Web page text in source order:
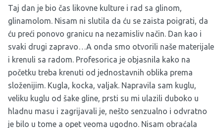
Taj dan je bio čas likovne kulture i rad sa glinom,
glinamolom. Nisam ni slutila da ću se zaista poigrati, da
ću preći ponovo granicu na nezamisliv način. Dan kao i
svaki drugi zapravo…A onda smo otvorili naše materijale
i krenuli sa radom. Profesorica je objasnila kako na
početku treba krenuti od jednostavnih oblika prema
složenijim. Kugla, kocka, valjak. Napravila sam kuglu,
veliku kuglu od šake gline, prsti su mi ulazili duboko u
hladnu masu i zagrijavali je, nešto senzualno i odvratno
je bilo u tome a opet veoma ugodno. Nisam obraćala